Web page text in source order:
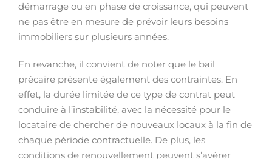
démarrage ou en phase de croissance, qui peuvent
ne pas être en mesure de prévoir leurs besoins
immobiliers sur plusieurs années.
En revanche, il convient de noter que le bail
précaire présente également des contraintes. En
effet, la durée limitée de ce type de contrat peut
conduire à l’instabilité, avec la nécessité pour le
locataire de chercher de nouveaux locaux à la fin de
chaque période contractuelle. De plus, les
conditions de renouvellement peuvent s’avérer